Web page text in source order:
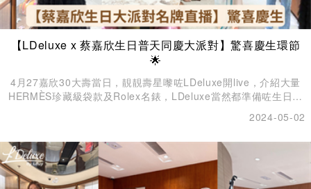
【LDeluxe x 蔡嘉欣生日普天同慶大派對】驚喜慶生環節
🌟
4月27嘉欣30大壽當日，靚靚壽星嚟咗LDeluxe開live，介紹大量
HERMÈS珍藏級袋款及Rolex名錶，LDeluxe當然都準備咗生日驚
2024-05-02